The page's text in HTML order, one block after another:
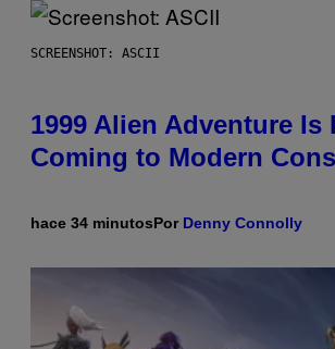
SCREENSHOT: ASCII
1999 Alien Adventure Is
Coming to Modern
hace 34 minutosPor Denny Connolly